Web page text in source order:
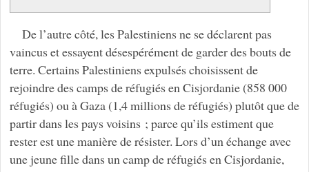
De l’autre côté, les Palestiniens ne se déclarent pas
vaincus et essayent désespérément de garder des bouts de
terre. Certains Palestiniens expulsés choisissent de
rejoindre des camps de réfugiés en Cisjordanie (858 000
réfugiés) ou à Gaza (1,4 millions de réfugiés) plutôt que de
partir dans les pays voisins ; parce qu’ils estiment que
rester est une manière de résister. Lors d’un échange avec
une jeune fille dans un camp de réfugiés en Cisjordanie,